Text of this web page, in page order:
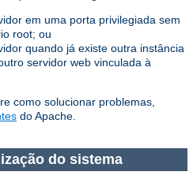
em uma porta privilegiada sem
root; ou
quando já existe outra instância
servidor web vinculada à
como solucionar problemas,
do Apache.
do sistema